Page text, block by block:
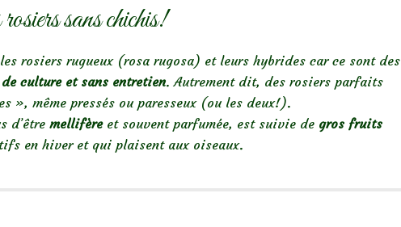
sans chichis!
rosiers rugueux (rosa rugosa) et leurs hybrides car ce sont des
culture et sans entretien. Autrement dit, des rosiers parfaits
», même pressés ou paresseux (ou les deux!).
d’être mellifèreet souvent parfumée, est suivie de gros fruits
en hiver et qui plaisent aux oiseaux.